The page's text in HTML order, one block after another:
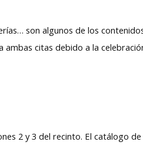
son algunos de los
citas debido a la
2 y 3 del recinto. El catálogo de